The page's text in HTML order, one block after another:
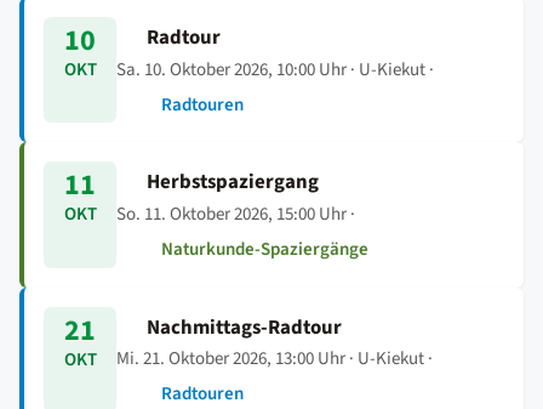
10
OKT
Radtour
Sa. 10. Oktober 2026, 10:00 Uhr· U-Kiekut ·
Radtouren
11
OKT
Herbstspaziergang
So. 11. Oktober 2026, 15:00 Uhr·
Naturkunde-Spaziergänge
21
OKT
Nachmittags-Radtour
Mi. 21. Oktober 2026, 13:00 Uhr· U-Kiekut ·
Radtouren